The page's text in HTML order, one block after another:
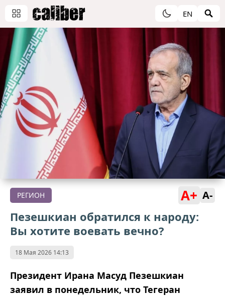
EN
РЕГИОН A+ A-
Пезешкиан обратился к народу:
Вы хотите воевать вечно?
18 Мая 2026 14:13
Президент Ирана Масуд Пезешкиан
заявил в понедельник, что Тегеран